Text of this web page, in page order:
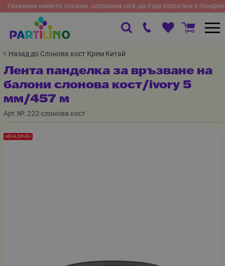
Уважаеми клиенти, поръчка, направена сега, ще бъде изпратена в
Назад до Слонова кост Крем Китай
Лента панделка за връзване на
балони слонова кост/ivory 5
мм/457 м
Арт.№: 222-слонова кост
НЕНАЛИЧЕН